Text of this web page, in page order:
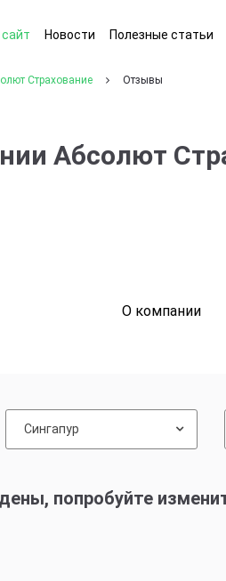
сайт Новости Полезные статьи
Страхование Отзывы
Абсолют
О компании
Сингапур
попробуйте